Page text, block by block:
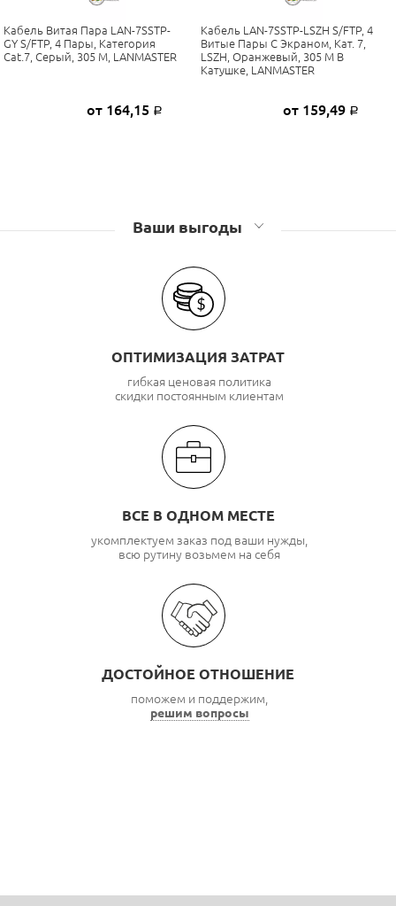
Кабель Витая Пара LAN-7SSTP-
GY S/FTP, 4 Пары, Категория
Cat.7, Серый, 305 М, LANMASTER
от 164,15 Р
Кабель LAN-7SSTP-LSZH S/FTP, 4
Витые Пары С Экраном, Кат. 7,
LSZH, Оранжевый, 305 М В
Катушке, LANMASTER
от 159,49 Р
Ваши выгоды
ОПТИМИЗАЦИЯ ЗАТРАТ
гибкая ценовая политика
скидки постоянным клиентам
ВСЕ В ОДНОМ МЕСТЕ
укомплектуем заказ под ваши нужды,
всю рутину возьмем на себя
ДОСТОЙНОЕ ОТНОШЕНИЕ
поможем и поддержим,
решим вопросы